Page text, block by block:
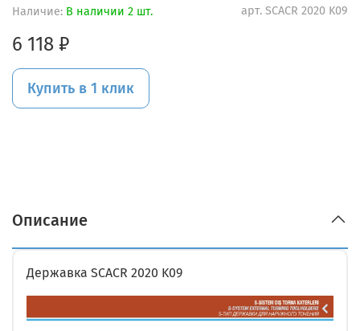
арт. SCACR 2020 K09
Наличие: В наличии 2 шт.
6 118 ₽
Купить в 1 клик
Описание
Державка SCACR 2020 K09